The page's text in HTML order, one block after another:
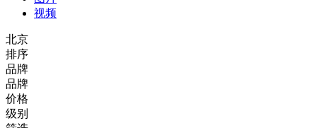
视频
北京
排序
品牌
品牌
价格
级别